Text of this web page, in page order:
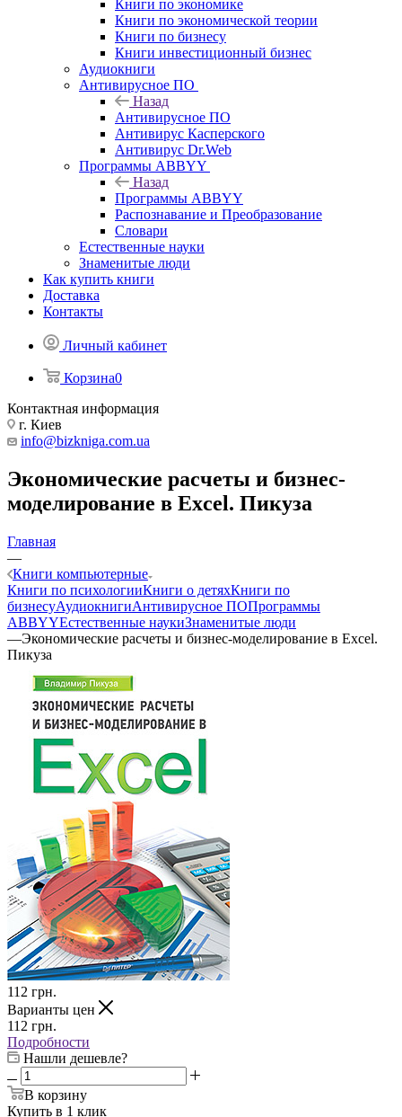
Книги по экономике
Книги по экономической теории
Книги по бизнесу
Книги инвестиционный бизнес
Аудиокниги
Антивирусное ПО
Назад
Антивирусное ПО
Антивирус Касперского
Антивирус Dr.Web
Программы ABBYY
Назад
Программы ABBYY
Распознавание и Преобразование
Словари
Естественные науки
Знаменитые люди
Как купить книги
Доставка
Контакты
Личный кабинет
Корзина0
Контактная информация
г. Киев
info@bizkniga.com.ua
Экономические расчеты и бизнес-
моделирование в Excel. Пикуза
Главная
—
Книги компьютерные
Книги по психологииКниги о детяхКниги по
бизнесуАудиокнигиАнтивирусное ПОПрограммы
ABBYYЕстественные наукиЗнаменитые люди
—Экономические расчеты и бизнес-моделирование в Excel.
Пикуза
112 грн.
Варианты цен
112 грн.
Подробности
Нашли дешевле?
В корзину
Купить в 1 клик